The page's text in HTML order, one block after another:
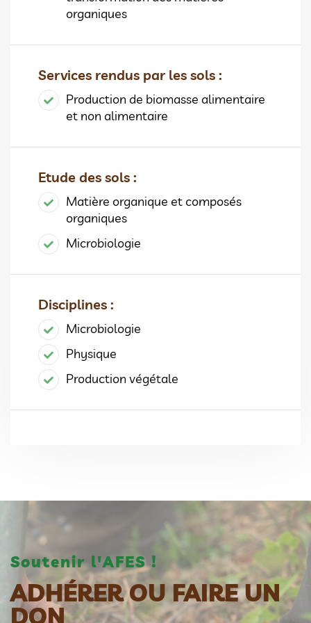
organiques
Services rendus par les sols :
Production de biomasse alimentaire
et non alimentaire
Etude des sols :
Matière organique et composés
organiques
Microbiologie
Disciplines :
Microbiologie
Physique
Production végétale
Soutenir l'AFES !
ADHÉRER OU FAIRE UN
DON